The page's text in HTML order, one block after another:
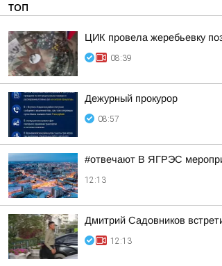
ТОП
ЦИК провела жеребьевку
08:39
Дежурный прокурор
08:57
#отвечают В ЯГРЭС
12:13
Дмитрий Садовников
12:13